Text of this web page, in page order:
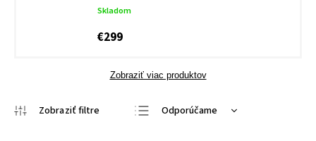
Skladom
€299
Zobraziť viac produktov
Odporúčame